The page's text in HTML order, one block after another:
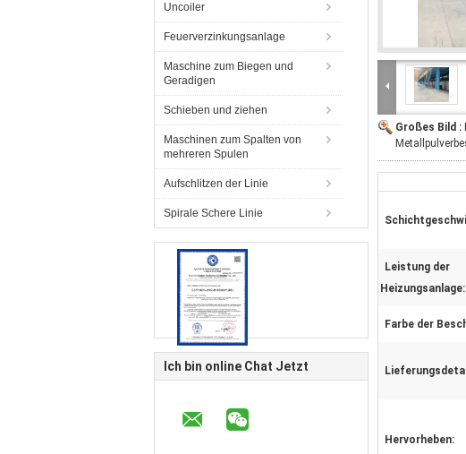
Uncoiler
Feuerverzinkungsanlage
Maschine zum Biegen und
Geradigen
Schieben und ziehen
Maschinen zum Spalten von
mehreren Spulen
Aufschlitzen der Linie
Spirale Schere Linie
Ich bin online Chat Jetzt
Großes Bild :
Leistung der
Heizungsanlage:
Farbe der
Hervorheben: